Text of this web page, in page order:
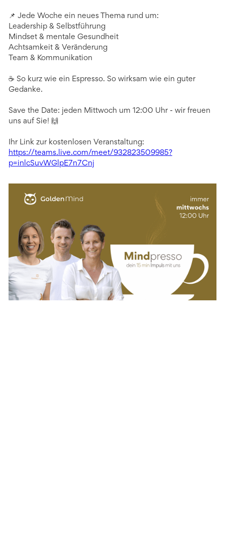
📌 Jede Woche ein neues Thema rund um:
Leadership & Selbstführung
Mindset & mentale Gesundheit
Achtsamkeit & Veränderung
Team & Kommunikation
☕ So kurz wie ein Espresso. So wirksam wie ein guter
Gedanke.
Save the Date: jeden Mittwoch um 12:00 Uhr - wir freuen
uns auf Sie! 🙌
Ihr Link zur kostenlosen Veranstaltung:
https://teams.live.com/meet/932823509985?
p=inlcSuvWGlpE7n7Cnj